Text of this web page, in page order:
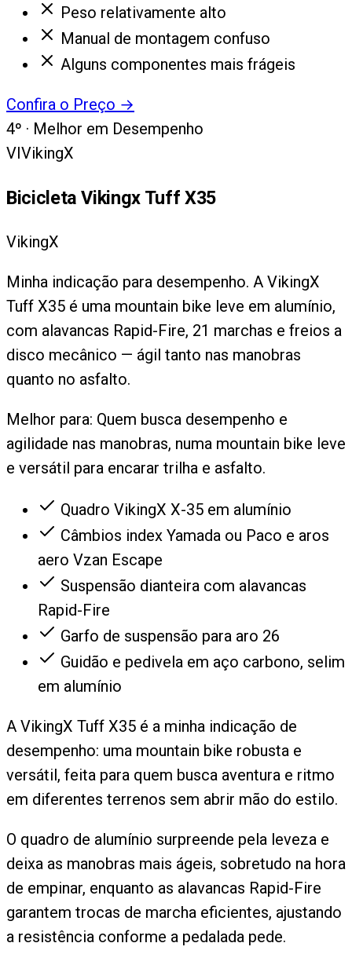
Peso relativamente alto
Manual de montagem confuso
Alguns componentes mais frágeis
Confira o Preço →
4º · Melhor em Desempenho
VIVikingX
Bicicleta Vikingx Tuff X35
VikingX
Minha indicação para desempenho. A VikingX
Tuff X35 é uma mountain bike leve em alumínio,
com alavancas Rapid-Fire, 21 marchas e freios a
disco mecânico — ágil tanto nas manobras
quanto no asfalto.
Melhor para: Quem busca desempenho e
agilidade nas manobras, numa mountain bike leve
e versátil para encarar trilha e asfalto.
Quadro VikingX X-35 em alumínio
Câmbios index Yamada ou Paco e aros
aero Vzan Escape
Suspensão dianteira com alavancas
Rapid-Fire
Garfo de suspensão para aro 26
Guidão e pedivela em aço carbono, selim
em alumínio
A VikingX Tuff X35 é a minha indicação de
desempenho: uma mountain bike robusta e
versátil, feita para quem busca aventura e ritmo
em diferentes terrenos sem abrir mão do estilo.
O quadro de alumínio surpreende pela leveza e
deixa as manobras mais ágeis, sobretudo na hora
de empinar, enquanto as alavancas Rapid-Fire
garantem trocas de marcha eficientes, ajustando
a resistência conforme a pedalada pede.